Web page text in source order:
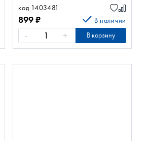
код 1403481
899₽ В наличии
- + В корзину